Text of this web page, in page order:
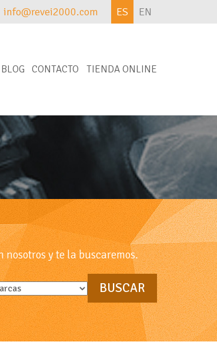
info@revei2000.com ES EN
BLOG CONTACTO TIENDA ONLINE
y te la buscaremos.